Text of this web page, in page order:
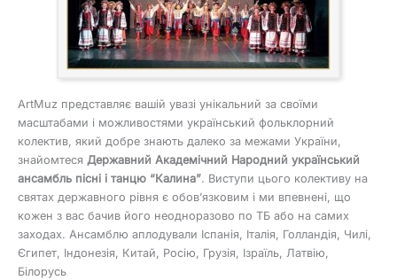
ArtMuz представляє вашій увазі унікальний за своїми
масштабами і можливостями український фольклорний
колектив, який добре знають далеко за межами України,
знайомтеся Державний Академічний Народний український
ансамбль пісні і танцю “Калина”. Виступи цього колективу на
святах державного рівня є обов’язковим і ми впевнені, що
кожен з вас бачив його неодноразово по ТБ або на самих
заходах. Ансамблю аплодували Іспанія, Італія, Голландія, Чилі,
Єгипет, Індонезія, Китай, Росію, Грузія, Ізраїль, Латвію,
Білорусь